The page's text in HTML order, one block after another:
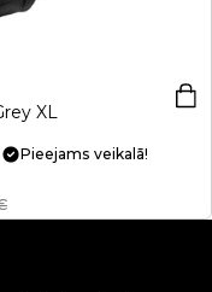
XL
Pieejams veikalā!